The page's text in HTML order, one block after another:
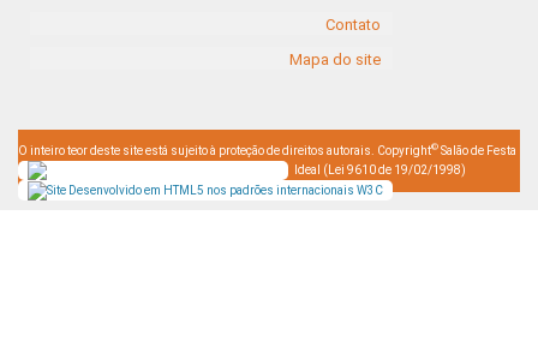
Contato
Mapa do site
O inteiro teor deste site está sujeito à proteção de direitos autorais. Copyright© Salão de Festa
Ideal (Lei 9610 de 19/02/1998)